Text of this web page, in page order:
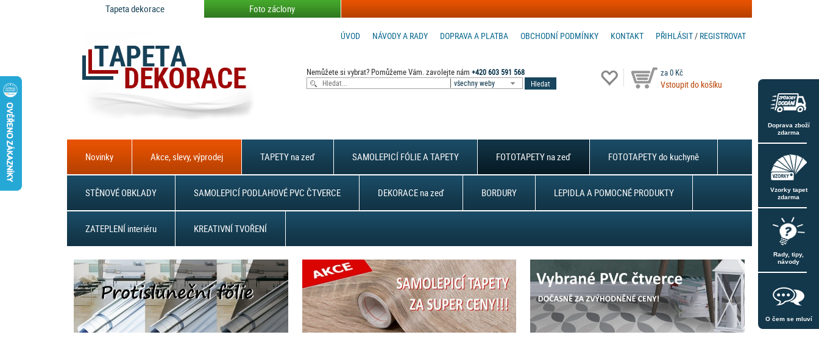
Tapeta dekorace Foto záclony
PŘIHLÁSIT/ REGISTROVAT
KONTAKT
OBCHODNÍ PODMÍNKY
DOPRAVA A PLATBA
NÁVODY A RADY
ÚVOD
Nemůžete si vybrat? Pomůžeme Vám. zavolejte nám+420 603 591 568
všechny weby
za 0 Kč
Vstoupit do košíku
Novinky Akce, slevy, výprodej TAPETY na zeď SAMOLEPICÍ FÓLIE A TAPETY FOTOTAPETY na zeď FOTOTAPETY do kuchyně
STĚNOVÉ OBKLADY SAMOLEPICÍ PODLAHOVÉ PVC ČTVERCE DEKORACE na zeď BORDURY LEPIDLA A POMOCNÉ PRODUKTY
ZATEPLENÍ interiéru KREATIVNÍ TVOŘENÍ
Doprava zboží
zdarma
Vzorky tapet
zdarma
Rady, tipy,
návody
O čem se mluví